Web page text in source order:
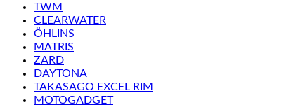
TWM
CLEARWATER
ÖHLINS
MATRIS
ZARD
DAYTONA
TAKASAGO EXCEL RIM
MOTOGADGET